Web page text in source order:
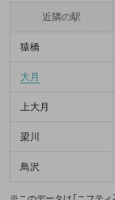
近隣の駅
猿橋
大月
上大月
梁川
鳥沢